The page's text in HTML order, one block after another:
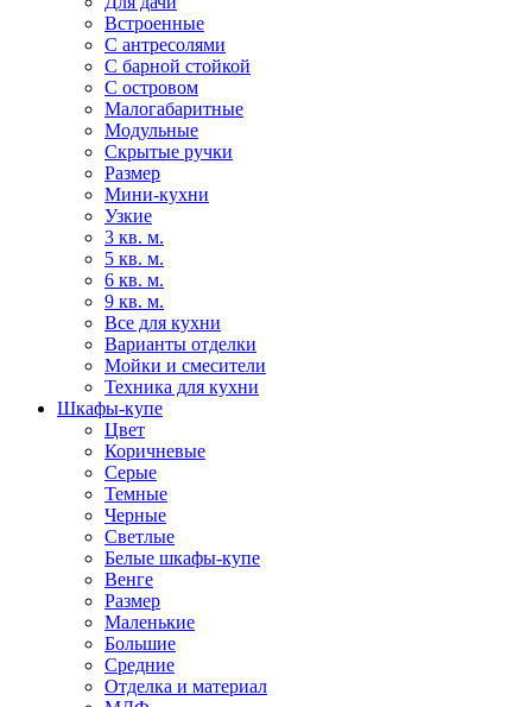
Встроенные
С антресолями
С барной стойкой
С островом
Малогабаритные
Модульные
Скрытые ручки
Размер
Мини-кухни
Узкие
3 кв. м.
5 кв. м.
6 кв. м.
9 кв. м.
Все для кухни
Варианты отделки
Мойки и смесители
Техника для кухни
Шкафы-купе
Цвет
Коричневые
Серые
Темные
Черные
Светлые
Белые шкафы-купе
Венге
Размер
Маленькие
Большие
Средние
Отделка и материал